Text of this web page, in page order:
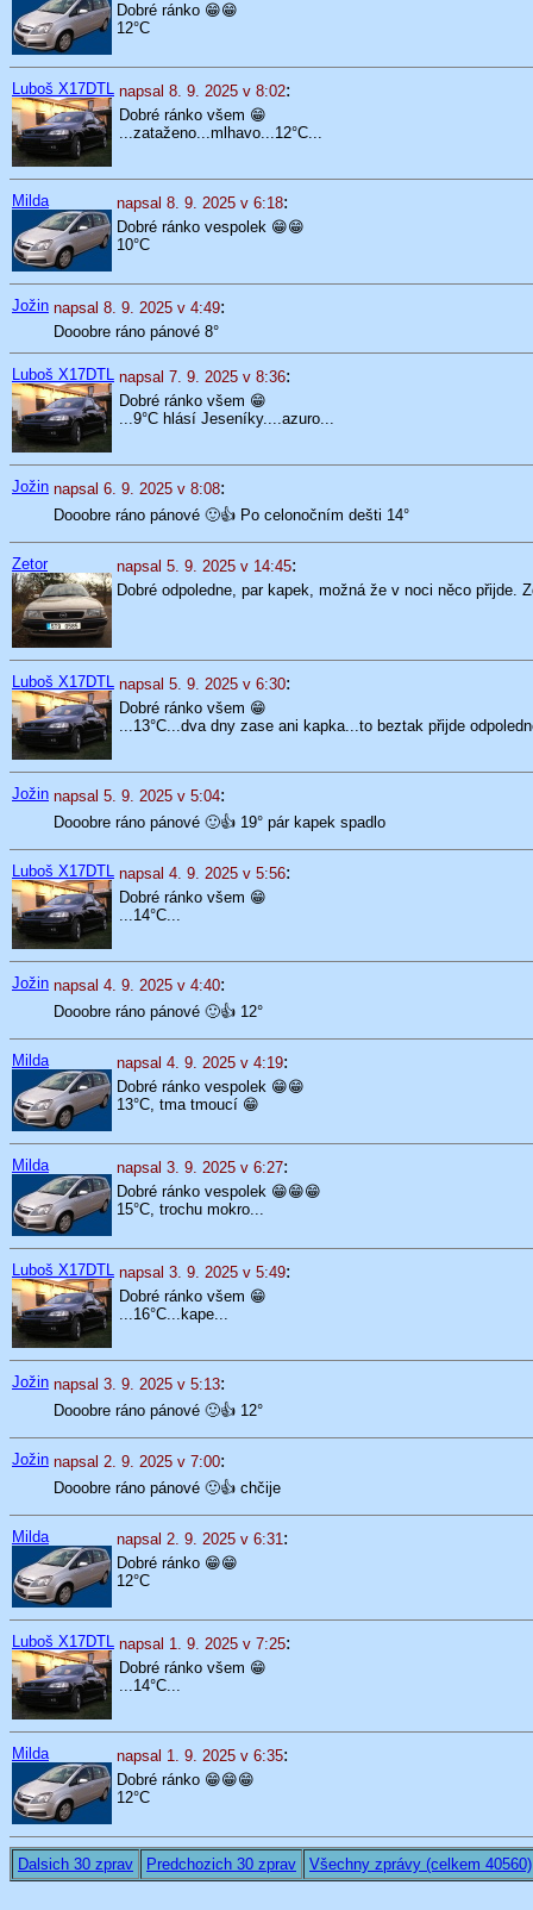
Dobré ránko 😁😁
12°C
Luboš X17DTL napsal 8. 9. 2025 v 8:02:
Dobré ránko všem 😁
...zataženo...mlhavo...12°C...
Milda napsal 8. 9. 2025 v 6:18:
Dobré ránko vespolek 😁😁
10°C
Jožin napsal 8. 9. 2025 v 4:49:
Dooobre ráno pánové 8°
Luboš X17DTL napsal 7. 9. 2025 v 8:36:
Dobré ránko všem 😁
...9°C hlásí Jeseníky....azuro...
Jožin napsal 6. 9. 2025 v 8:08:
Dooobre ráno pánové 🙂👍 Po celonočním dešti 14°
Zetor napsal 5. 9. 2025 v 14:45:
Dobré odpoledne, par kapek, možná že v noci něco přijde.
Luboš X17DTL napsal 5. 9. 2025 v 6:30:
Dobré ránko všem 😁
...13°C...dva dny zase ani kapka...to beztak přijde
Jožin napsal 5. 9. 2025 v 5:04:
Dooobre ráno pánové 🙂👍 19° pár kapek spadlo
Luboš X17DTL napsal 4. 9. 2025 v 5:56:
Dobré ránko všem 😁
...14°C...
Jožin napsal 4. 9. 2025 v 4:40:
Dooobre ráno pánové 🙂👍 12°
Milda napsal 4. 9. 2025 v 4:19:
Dobré ránko vespolek 😁😁
13°C, tma tmoucí 😁
Milda napsal 3. 9. 2025 v 6:27:
Dobré ránko vespolek 😁😁😁
15°C, trochu mokro...
Luboš X17DTL napsal 3. 9. 2025 v 5:49:
Dobré ránko všem 😁
...16°C...kape...
Jožin napsal 3. 9. 2025 v 5:13:
Dooobre ráno pánové 🙂👍 12°
Jožin napsal 2. 9. 2025 v 7:00:
Dooobre ráno pánové 🙂👍 chčije
Milda napsal 2. 9. 2025 v 6:31:
Dobré ránko 😁😁
12°C
Luboš X17DTL napsal 1. 9. 2025 v 7:25:
Dobré ránko všem 😁
...14°C...
Milda napsal 1. 9. 2025 v 6:35:
Dobré ránko 😁😁😁
12°C
Dalsich 30 zprav Predchozich 30 zprav Všechny zprávy (celkem 40560)